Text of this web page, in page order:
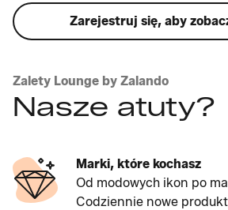
Zarejestruj się, aby
Zalety Lounge by Zalando
Nasze atuty?
Marki, które kochasz
Od modowych ikon po
Codziennie nowe